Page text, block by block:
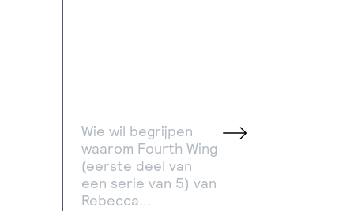
Wie wil begrijpen
waarom Fourth Wing
(eerste deel van
een serie van 5) van
Rebecca...